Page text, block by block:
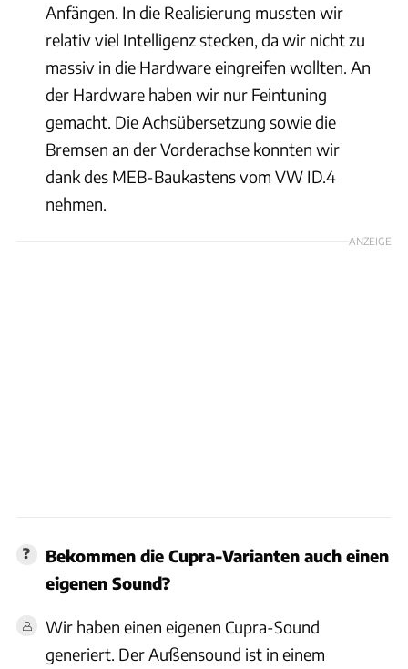
Anfängen. In die Realisierung mussten wir
relativ viel Intelligenz stecken, da wir nicht zu
massiv in die Hardware eingreifen wollten. An
der Hardware haben wir nur Feintuning
gemacht. Die Achsübersetzung sowie die
Bremsen an der Vorderachse konnten wir
dank des MEB-Baukastens vom VW ID.4
nehmen.
ANZEIGE
Bekommen die Cupra-Varianten auch einen
eigenen Sound?
Wir haben einen eigenen Cupra-Sound
generiert. Der Außensound ist in einem